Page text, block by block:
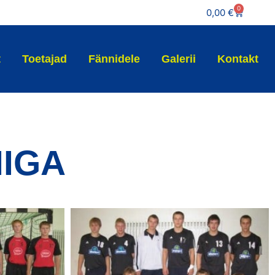
0,00€ 0
Toetajad Fännidele Galerii Kontakt